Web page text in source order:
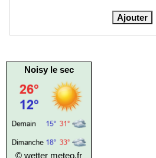
Noisy le sec
© wetter meteo.fr